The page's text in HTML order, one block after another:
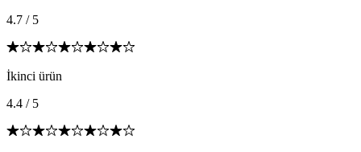
4.7 / 5
İkinci ürün
4.4 / 5